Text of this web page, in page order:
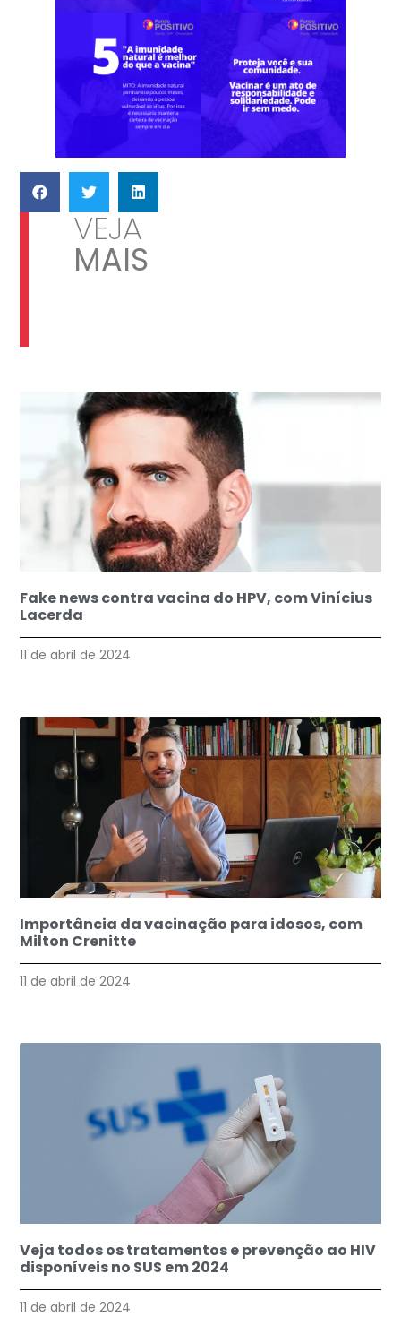
VEJA
MAIS
Fake news contra vacina do HPV, com Vinícius
Lacerda
11 de abril de 2024
Importância da vacinação para idosos, com
Milton Crenitte
11 de abril de 2024
Veja todos os tratamentos e prevenção ao HIV
disponíveis no SUS em 2024
11 de abril de 2024